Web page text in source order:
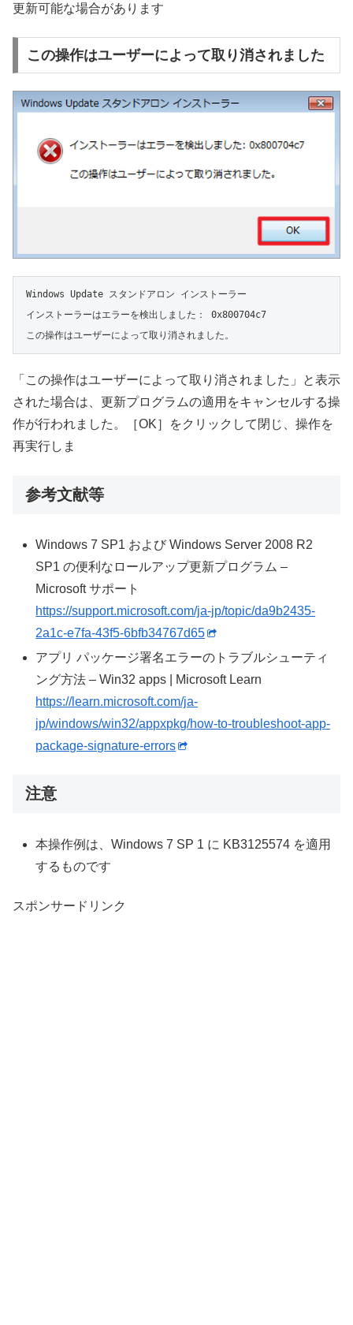
更新可能な場合があります
この操作はユーザーによって取り消されました
Windows Update スタンドアロン インストーラー
インストーラーはエラーを検出しました： 0x800704c7
この操作はユーザーによって取り消されました。
「この操作はユーザーによって取り消されました」と表示
された場合は、更新プログラムの適用をキャンセルする操
作が行われました。［OK］をクリックして閉じ、操作を
再実行しま
参考文献等
Windows 7 SP1 および Windows Server 2008 R2
SP1 の便利なロールアップ更新プログラム –
Microsoft サポート
https://support.microsoft.com/ja-jp/topic/da9b2435-
2a1c-e7fa-43f5-6bfb34767d65
アプリ パッケージ署名エラーのトラブルシューティ
ング方法 – Win32 apps | Microsoft Learn
https://learn.microsoft.com/ja-
jp/windows/win32/appxpkg/how-to-troubleshoot-app-
package-signature-errors
注意
本操作例は、Windows 7 SP 1 に KB3125574 を適用
するものです
スポンサードリンク